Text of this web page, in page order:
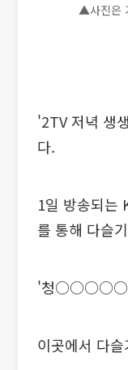
▲사진은
'2TV 저녁 생
다.
1일 방송되는
를 통해 다슬
'청○○○○○'에
이곳에서 다